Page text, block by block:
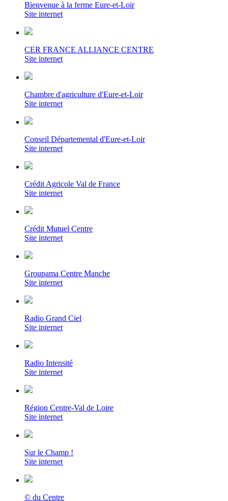
Bienvenue à la ferme Eure-et-Loir
Site internet
CER FRANCE ALLIANCE CENTRE
Site internet
Chambre d'agriculture d'Eure-et-Loir
Site internet
Conseil Départemental d'Eure-et-Loir
Site internet
Crédit Agricole Val de France
Site internet
Crédit Mutuel Centre
Site internet
Groupama Centre Manche
Site internet
Radio Grand Ciel
Site internet
Radio Intensité
Site internet
Région Centre-Val de Loire
Site internet
Sur le Champ !
Site internet
© du Centre